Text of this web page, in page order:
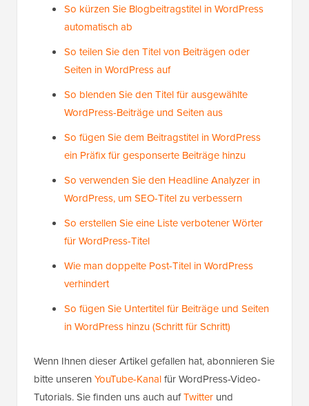
So kürzen Sie Blogbeitragstitel in WordPress
automatisch ab
So teilen Sie den Titel von Beiträgen oder
Seiten in WordPress auf
So blenden Sie den Titel für ausgewählte
WordPress-Beiträge und Seiten aus
So fügen Sie dem Beitragstitel in WordPress
ein Präfix für gesponserte Beiträge hinzu
So verwenden Sie den Headline Analyzer in
WordPress, um SEO-Titel zu verbessern
So erstellen Sie eine Liste verbotener Wörter
für WordPress-Titel
Wie man doppelte Post-Titel in WordPress
verhindert
So fügen Sie Untertitel für Beiträge und Seiten
in WordPress hinzu (Schritt für Schritt)
Wenn Ihnen dieser Artikel gefallen hat, abonnieren Sie
bitte unseren YouTube-Kanalfür WordPress-Video-
Tutorials. Sie finden uns auch aufTwitter und